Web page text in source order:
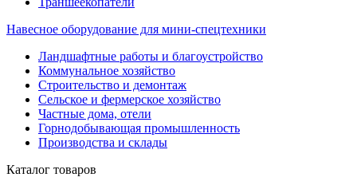
Навесное оборудование для мини-спецтехники
Ландшафтные работы и благоустройство
Коммунальное хозяйство
Строительство и демонтаж
Сельское и фермерское хозяйство
Частные дома, отели
Горнодобывающая промышленность
Производства и склады
Каталог товаров